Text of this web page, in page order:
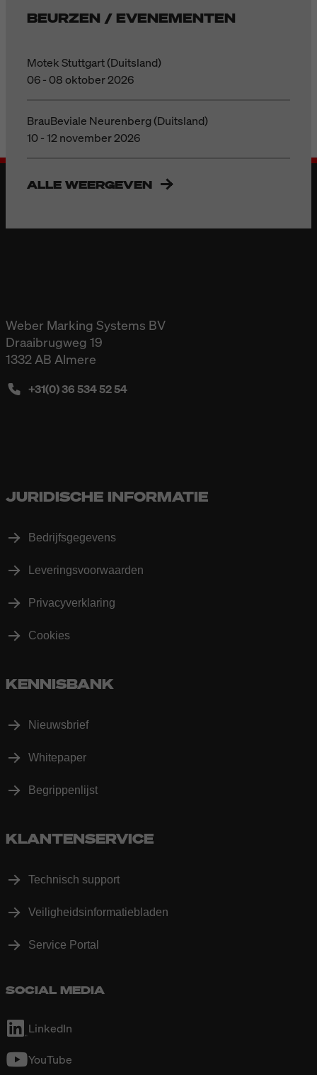
BEURZEN / EVENEMENTEN
Motek Stuttgart (Duitsland)
06 - 08 oktober 2026
BrauBeviale Neurenberg (Duitsland)
10 - 12 november 2026
ALLE WEERGEVEN
Weber Marking Systems BV
Draaibrugweg 19
1332 AB Almere
+31(0) 36 534 52 54
JURIDISCHE INFORMATIE
Bedrijfsgegevens
Leveringsvoorwaarden
Privacyverklaring
Cookies
KENNISBANK
Nieuwsbrief
Whitepaper
Begrippenlijst
KLANTENSERVICE
Technisch support
Veiligheidsinformatiebladen
Service Portal
SOCIAL MEDIA
LinkedIn
YouTube